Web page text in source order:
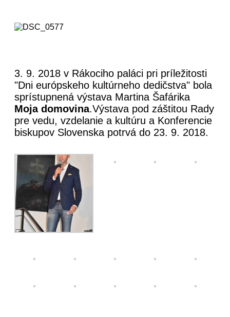
3. 9. 2018 v Rákociho paláci pri príležitosti
"Dni európskeho kultúrneho dedičstva" bola
sprístupnená výstava Martina Šafárika
Moja domovina.Výstava pod záštitou Rady
pre vedu, vzdelanie a kultúru a Konferencie
biskupov Slovenska potrvá do 23. 9. 2018.